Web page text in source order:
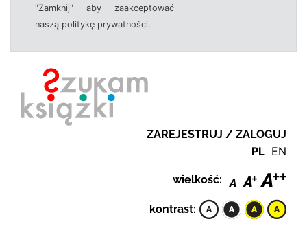
"Zamknij" aby zaakceptować
naszą politykę prywatności.
ZAREJESTRUJ / ZALOGUJ
PL EN
wielkość:
kontrast: